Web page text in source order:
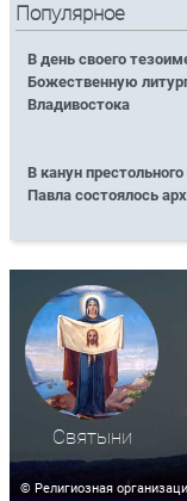
Популярное
В день своего
Божественную
Владивостока
В канун
Павла состоялось
Святыни
© Религиозная